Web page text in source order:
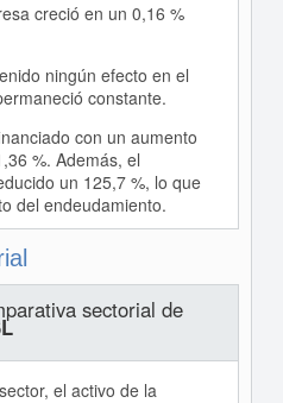
creció en un 0,16 %
ningún efecto en el
constante.
con un aumento
%. Además, el
un 125,7 %, lo que
del endeudamiento.
sectorial de
el activo de la